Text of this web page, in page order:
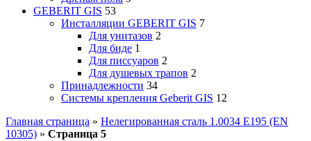
GEBERIT GIS 53
Инсталляции GEBERIT GIS 7
Для унитазов 2
Для биде 1
Для писсуаров 2
Для душевых трапов 2
Принадлежности 34
Системы крепления Geberit GIS 12
Главная страница » Нелегированная сталь 1.0034 E195 (EN
10305) » Страница 5